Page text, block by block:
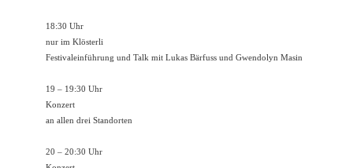
18:30 Uhr
nur im Klösterli
Festivaleinführung und Talk mit Lukas Bärfuss und Gwendolyn Masin
19 – 19:30 Uhr
Konzert
an allen drei Standorten
20 – 20:30 Uhr